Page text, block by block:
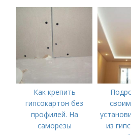
Как крепить
гипсокартон без
профилей. На
саморезы
из